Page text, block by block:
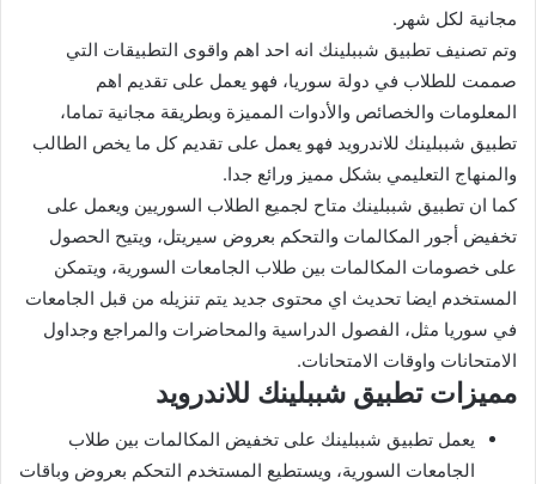
مجانية لكل شهر.
وتم تصنيف تطبيق شببلينك انه احد اهم واقوى التطبيقات التي
صممت للطلاب في دولة سوريا، فهو يعمل على تقديم اهم
المعلومات والخصائص والأدوات المميزة وبطريقة مجانية تماما،
تطبيق شببلينك للاندرويد فهو يعمل على تقديم كل ما يخص الطالب
والمنهاج التعليمي بشكل مميز ورائع جدا.
كما ان تطبيق شببلينك متاح لجميع الطلاب السوريين ويعمل على
تخفيض أجور المكالمات والتحكم بعروض سيريتل، ويتيح الحصول
على خصومات المكالمات بين طلاب الجامعات السورية، ويتمكن
المستخدم ايضا تحديث اي محتوى جديد يتم تنزيله من قبل الجامعات
في سوريا مثل، الفصول الدراسية والمحاضرات والمراجع وجداول
الامتحانات واوقات الامتحانات.
مميزات تطبيق شببلينك للاندرويد
يعمل تطبيق شببلينك على تخفيض المكالمات بين طلاب
الجامعات السورية، ويستطيع المستخدم التحكم بعروض وباقات